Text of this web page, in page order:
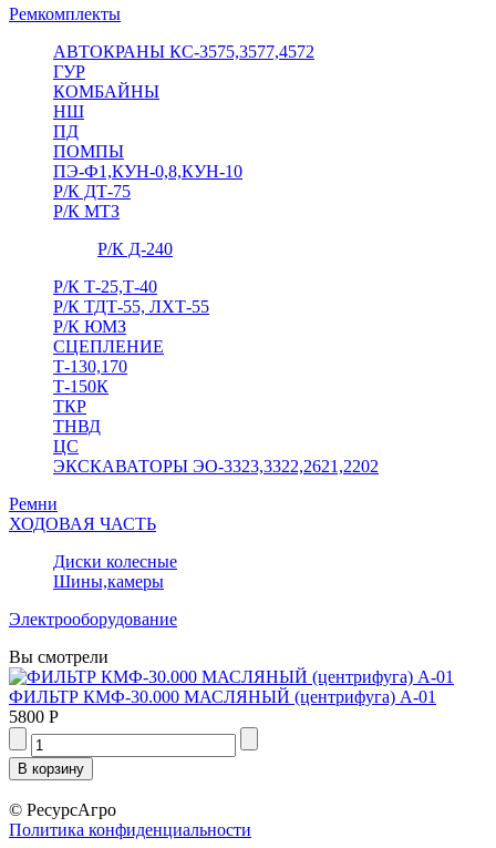
Ремкомплекты
АВТОКРАНЫ КС-3575,3577,4572
ГУР
КОМБАЙНЫ
НШ
ПД
ПОМПЫ
ПЭ-Ф1,КУН-0,8,КУН-10
Р/К ДТ-75
Р/К МТЗ
Р/К Д-240
Р/К Т-25,Т-40
Р/К ТДТ-55, ЛХТ-55
Р/К ЮМЗ
СЦЕПЛЕНИЕ
Т-130,170
Т-150К
ТКР
ТНВД
ЦС
ЭКСКАВАТОРЫ ЭО-3323,3322,2621,2202
Ремни
ХОДОВАЯ ЧАСТЬ
Диски колесные
Шины,камеры
Электрооборудование
Вы смотрели
ФИЛЬТР КМФ-30.000 МАСЛЯНЫЙ (центрифуга) А-01
5800 Р
© РесурсАгро
Политика конфиденциальности